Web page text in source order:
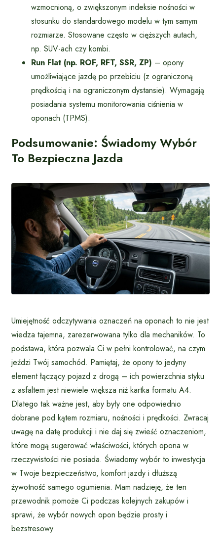
wzmocnioną, o zwiększonym indeksie nośności w
stosunku do standardowego modelu w tym samym
rozmiarze. Stosowane często w cięższych autach,
np. SUV-ach czy kombi.
Run Flat (np. ROF, RFT, SSR, ZP) – opony
umożliwiające jazdę po przebiciu (z ograniczoną
prędkością i na ograniczonym dystansie). Wymagają
posiadania systemu monitorowania ciśnienia w
oponach (TPMS).
Podsumowanie: Świadomy Wybór
To Bezpieczna Jazda
Umiejętność odczytywania oznaczeń na oponach to nie jest
wiedza tajemna, zarezerwowana tylko dla mechaników. To
podstawa, która pozwala Ci w pełni kontrolować, na czym
jeździ Twój samochód. Pamiętaj, że opony to jedyny
element łączący pojazd z drogą – ich powierzchnia styku
z asfaltem jest niewiele większa niż kartka formatu A4.
Dlatego tak ważne jest, aby były one odpowiednio
dobrane pod kątem rozmiaru, nośności i prędkości. Zwracaj
uwagę na datę produkcji i nie daj się zwieść oznaczeniom,
które mogą sugerować właściwości, których opona w
rzeczywistości nie posiada. Świadomy wybór to inwestycja
w Twoje bezpieczeństwo, komfort jazdy i dłuższą
żywotność samego ogumienia. Mam nadzieję, że ten
przewodnik pomoże Ci podczas kolejnych zakupów i
sprawi, że wybór nowych opon będzie prosty i
bezstresowy.